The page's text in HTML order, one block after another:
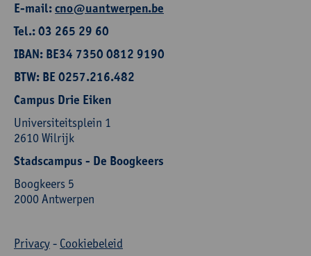
E-mail:cno@uantwerpen.be
Tel.: 03 265 29 60
IBAN: BE34 7350 0812 9190
BTW: BE 0257.216.482
Campus Drie Eiken
Universiteitsplein 1
2610 Wilrijk
Stadscampus - De Boogkeers
Boogkeers 5
2000 Antwerpen
Privacy- Cookiebeleid